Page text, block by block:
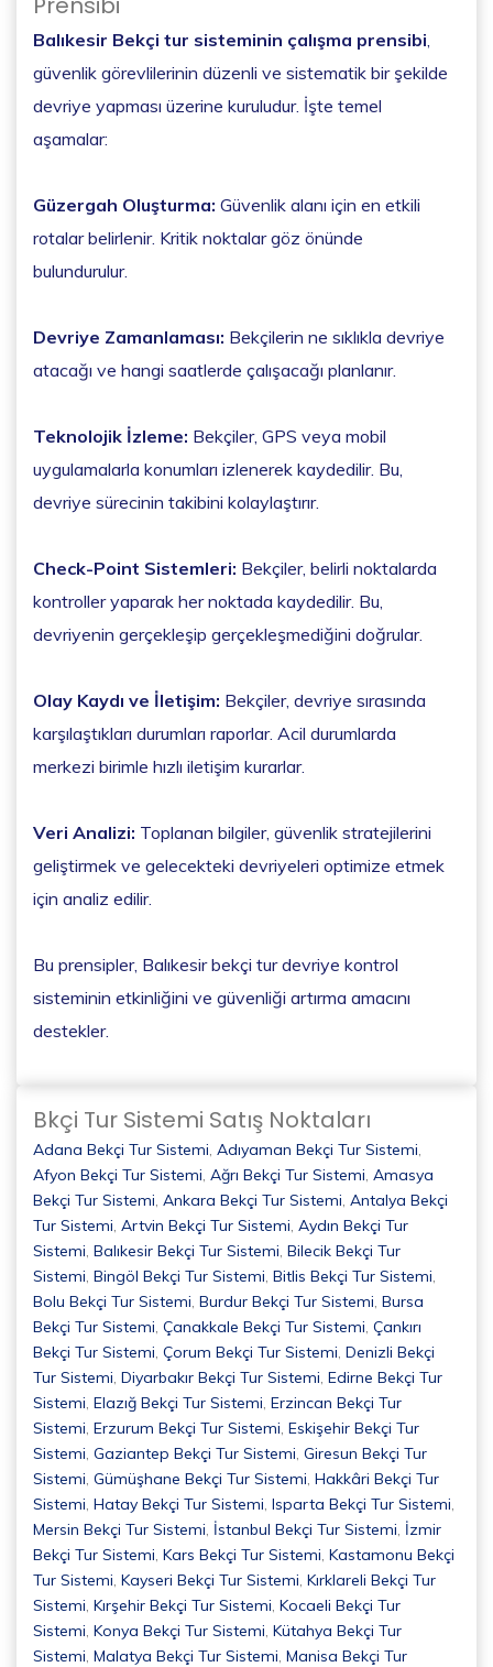
Balıkesir Bekçi tur sisteminin çalışma prensibi,
güvenlik görevlilerinin düzenli ve sistematik bir şekilde
devriye yapması üzerine kuruludur. İşte temel
aşamalar:
Güzergah Oluşturma: Güvenlik alanı için en etkili
rotalar belirlenir. Kritik noktalar göz önünde
bulundurulur.
Devriye Zamanlaması: Bekçilerin ne sıklıkla devriye
atacağı ve hangi saatlerde çalışacağı planlanır.
Teknolojik İzleme: Bekçiler, GPS veya mobil
uygulamalarla konumları izlenerek kaydedilir. Bu,
devriye sürecinin takibini kolaylaştırır.
Check-Point Sistemleri: Bekçiler, belirli noktalarda
kontroller yaparak her noktada kaydedilir. Bu,
devriyenin gerçekleşip gerçekleşmediğini doğrular.
Olay Kaydı ve İletişim: Bekçiler, devriye sırasında
karşılaştıkları durumları raporlar. Acil durumlarda
merkezi birimle hızlı iletişim kurarlar.
Veri Analizi: Toplanan bilgiler, güvenlik stratejilerini
geliştirmek ve gelecekteki devriyeleri optimize etmek
için analiz edilir.
Bu prensipler, Balıkesir bekçi tur devriye kontrol
sisteminin etkinliğini ve güvenliği artırma amacını
destekler.
Bkçi Tur Sistemi Satış Noktaları
Adana Bekçi Tur Sistemi, Adıyaman Bekçi Tur Sistemi,
Afyon Bekçi Tur Sistemi, Ağrı Bekçi Tur Sistemi, Amasya
Bekçi Tur Sistemi, Ankara Bekçi Tur Sistemi, Antalya Bekçi
Tur Sistemi, Artvin Bekçi Tur Sistemi, Aydın Bekçi Tur
Sistemi, Balıkesir Bekçi Tur Sistemi, Bilecik Bekçi Tur
Sistemi, Bingöl Bekçi Tur Sistemi, Bitlis Bekçi Tur Sistemi,
Bolu Bekçi Tur Sistemi, Burdur Bekçi Tur Sistemi, Bursa
Bekçi Tur Sistemi, Çanakkale Bekçi Tur Sistemi, Çankırı
Bekçi Tur Sistemi, Çorum Bekçi Tur Sistemi, Denizli Bekçi
Tur Sistemi, Diyarbakır Bekçi Tur Sistemi, Edirne Bekçi Tur
Sistemi, Elazığ Bekçi Tur Sistemi, Erzincan Bekçi Tur
Sistemi, Erzurum Bekçi Tur Sistemi, Eskişehir Bekçi Tur
Sistemi, Gaziantep Bekçi Tur Sistemi, Giresun Bekçi Tur
Sistemi, Gümüşhane Bekçi Tur Sistemi, Hakkâri Bekçi Tur
Sistemi, Hatay Bekçi Tur Sistemi, Isparta Bekçi Tur Sistemi,
Mersin Bekçi Tur Sistemi, İstanbul Bekçi Tur Sistemi, İzmir
Bekçi Tur Sistemi, Kars Bekçi Tur Sistemi, Kastamonu Bekçi
Tur Sistemi, Kayseri Bekçi Tur Sistemi, Kırklareli Bekçi Tur
Sistemi, Kırşehir Bekçi Tur Sistemi, Kocaeli Bekçi Tur
Sistemi, Konya Bekçi Tur Sistemi, Kütahya Bekçi Tur
Sistemi, Malatya Bekçi Tur Sistemi, Manisa Bekçi Tur